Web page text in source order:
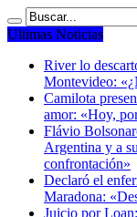
Ultimas Noticias
River lo
Montevideo:
Camilota
amor: «Hoy,
Flávio
Argentina y a
confrontación»
Declaró el
Maradona:
Juicio por